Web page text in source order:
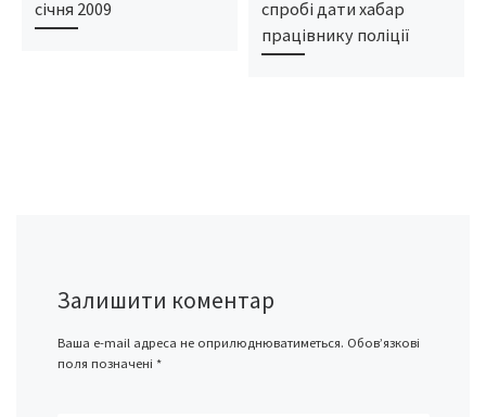
січня 2009
спробі дати хабар
працівнику поліції
Залишити коментар
Ваша e-mail адреса не оприлюднюватиметься. Обов’язкові
поля позначені *